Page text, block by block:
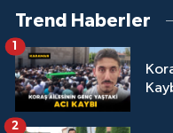
Trend Haberler
1
2